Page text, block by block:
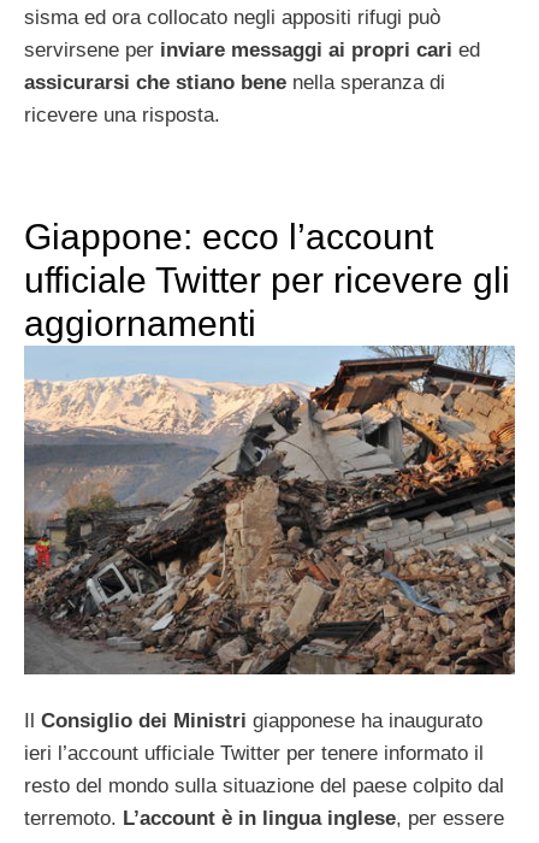
sisma ed ora collocato negli appositi rifugi può
servirsene per inviare messaggi ai propri cari ed
assicurarsi che stiano bene nella speranza di
ricevere una risposta.
Giappone: ecco l’account
ufficiale Twitter per ricevere gli
aggiornamenti
Consiglio dei Ministri giapponese ha inaugurato
ieri l’account ufficiale Twitter per tenere informato il
resto del mondo sulla situazione del paese colpito dal
terremoto. L’account è in lingua inglese, per essere